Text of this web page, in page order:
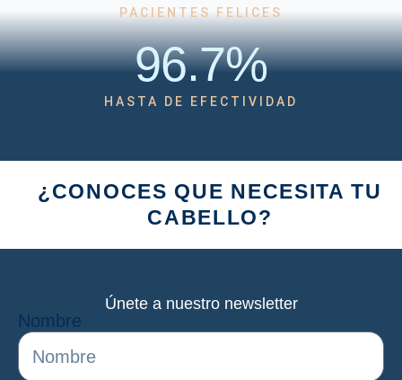
PACIENTES FELICES
HASTA DE EFECTIVIDAD
96.7%
¿CONOCES QUE NECESITA TU
CABELLO?
Únete a nuestro newsletter
Nombre